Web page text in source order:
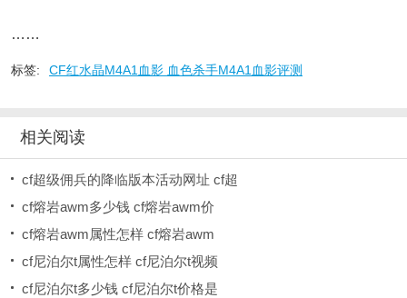
……
标签: CF红水晶M4A1血影 血色杀手M4A1血影评测
相关阅读
cf超级佣兵的降临版本活动网址 cf超
cf熔岩awm多少钱 cf熔岩awm价
cf熔岩awm属性怎样 cf熔岩awm
cf尼泊尔t属性怎样 cf尼泊尔t视频
cf尼泊尔t多少钱 cf尼泊尔t价格是